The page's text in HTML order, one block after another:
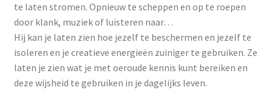
te laten stromen. Opnieuw te scheppen en op te roepen
door klank, muziek of luisteren naar…
Hij kan je laten zien hoe jezelf te beschermen en jezelf te
isoleren en je creatieve energieën zuiniger te gebruiken. Ze
laten je zien wat je met oeroude kennis kunt bereiken en
deze wijsheid te gebruiken in je dagelijks leven.